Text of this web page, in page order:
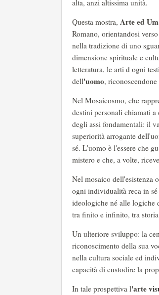
alta, anzi altissima unità.
Questa mostra, Arte ed
Romano, orientandosi
nella tradizione di uno
dimensione spirituale e
letteratura, le arti d ogni
dell'uomo,
Nel Mosaicosmo, che
destini personali chiamati
degli assi fondamentali: il
superiorità arrogante
sé. L'uomo è l'essere che
mistero e che, a volte,
Nel mosaico dell'esistenza
ogni individualità reca in
ideologiche né alle logiche
tra finito e infinito, tra storia
Un ulteriore sviluppo: la
riconoscimento della sua
nella cultura sociale ed
capacità di custodire la
In tale prospettiva l'arte